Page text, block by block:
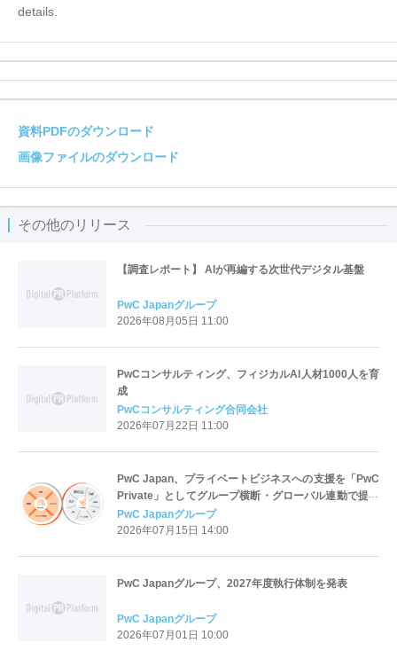
details.
資料PDFのダウンロード
画像ファイルのダウンロード
その他のリリース
【調査レポート】 AIが再編する次世代デジタル基盤
PwC Japanグループ
2026年08月05日 11:00
PwCコンサルティング、フィジカルAI人材1000人を育
成
PwCコンサルティング合同会社
2026年07月22日 11:00
PwC Japan、プライベートビジネスへの支援を「PwC
Private」としてグループ横断・グローバル連動で提供
開始
PwC Japanグループ
2026年07月15日 14:00
PwC Japanグループ、2027年度執行体制を発表
PwC Japanグループ
2026年07月01日 10:00